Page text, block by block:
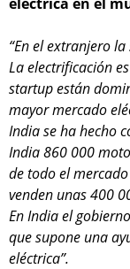
“En el extranjero
La electrificación
startup están
mayor mercado
India se ha hecho
India 860 000
de todo el
venden unas 400
En India el
que supone una
eléctrica”.